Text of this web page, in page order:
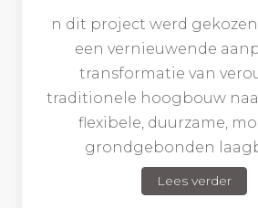
n dit project werd
een vernieuwende
transformatie van
traditionele hoogbouw
flexibele, duurzame,
grondgebonden
Lees verder